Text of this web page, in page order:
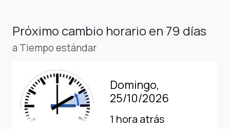
Próximo cambio horario en 79 días
a Tiempo estándar
Domingo,
25/10/2026
1 hora atrás